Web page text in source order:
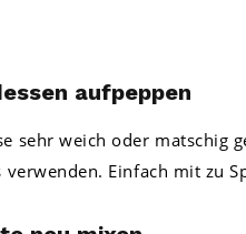
aufpeppen
sehr weich oder matschig
verwenden. Einfach mit zu